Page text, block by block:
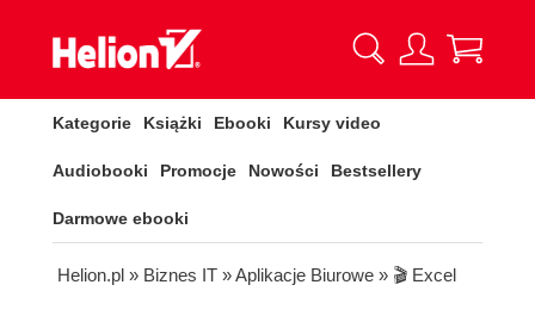
Kategorie Książki Ebooki Kursy video
Audiobooki Promocje Nowości Bestsellery
Darmowe ebooki
Helion.pl » Biznes IT »Aplikacje Biurowe » 🎬 Excel